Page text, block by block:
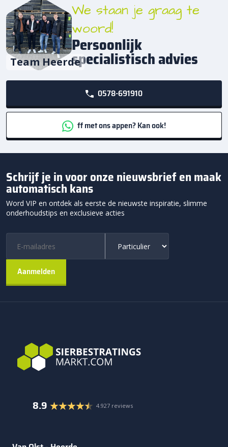
Team Heerde
We staan je graag te
woord!
Persoonlijk
specialistisch advies
0578-691910
ff met ons appen? Kan ook!
Schrijf je in voor onze nieuwsbrief en maak
automatisch kans
Word VIP en ontdek als eerste de nieuwste inspiratie, slimme
onderhoudstips en exclusieve acties
8.9 4.927 reviews